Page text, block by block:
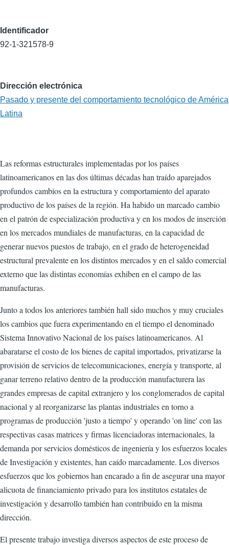
Identificador
92-1-321578-9
Dirección electrónica
Pasado y presente del comportamiento tecnológico de América
Latina
Las reformas estructurales implementadas por los países
latinoamericanos en las dos últimas décadas han traído aparejados
profundos cambios en la estructura y comportamiento del aparato
productivo de los países de la región. Ha habido un marcado cambio
en el patrón de especialización productiva y en los modos de inserción
en los mercados mundiales de manufacturas, en la capacidad de
generar nuevos puestos de trabajo, en el grado de heterogeneidad
estructural prevalente en los distintos mercados y en el saldo comercial
externo que las distintas economías exhiben en el campo de las
manufacturas.
Junto a todos los anteriores también hall sido muchos y muy cruciales
los cambios que fuera experimentando en el tiempo el denominado
Sistema Innovativo Nacional de los países latinoamericanos. Al
abaratarse el costo de los bienes de capital importados, privatizarse la
provisión de servicios de telecomunicaciones, energía y transporte, al
ganar terreno relativo dentro de la producción manufacturera las
grandes empresas de capital extranjero y los conglomerados de capital
nacional y al reorganizarse las plantas industriales en torno a
programas de producción 'justo a tiempo' y operando 'on line' con las
respectivas casas matrices y firmas licenciadoras internacionales, la
demanda por servicios domésticos de ingeniería y los esfuerzos locales
de Investigación y existentes, han caído marcadamente. Los diversos
esfuerzos que los gobiernos han encarado a fin de asegurar una mayor
alicuota de financiamiento privado para los institutos estatales de
investigación y desarrollo también han contribuido en la misma
dirección.
El presente trabajo investiga diversos aspectos de este proceso de